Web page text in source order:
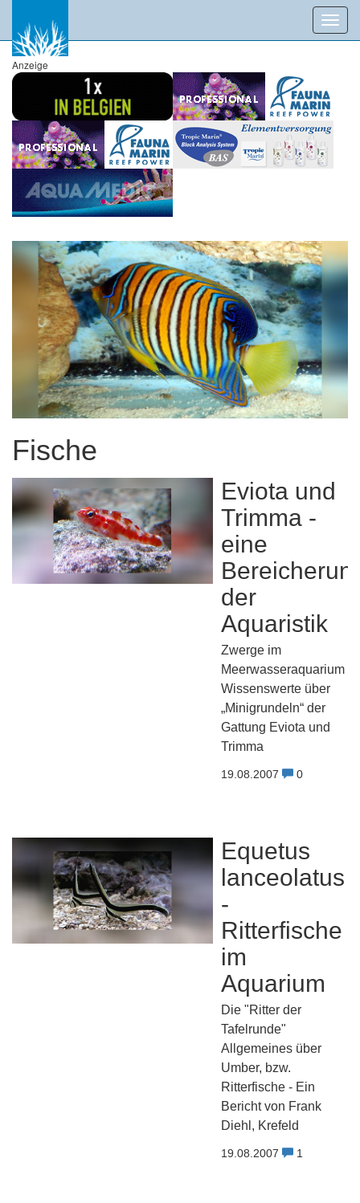
Anzeige
Fische
Eviota und
Trimma -
eine
der
Aquaristik
Zwerge im
Meerwasseraquarium
Wissenswerte über
„Minigrundeln“ der
Gattung Eviota und
Trimma
19.08.2007 0
Equetus
lanceolatus
-
Ritterfische
im
Aquarium
Die "Ritter der
Tafelrunde"
Allgemeines über
Umber, bzw.
Ritterfische - Ein
Bericht von Frank
Diehl, Krefeld
19.08.2007 1